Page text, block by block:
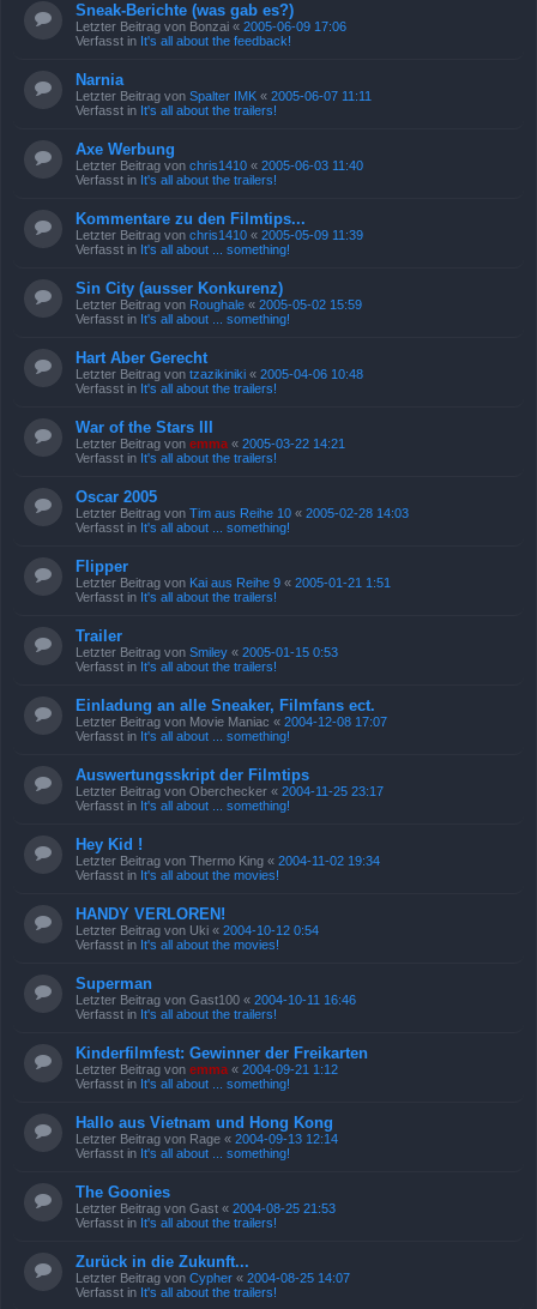
Sneak-Berichte (was gab es?)
Letzter Beitrag von Bonzai « 2005-06-09 17:06
Verfasst in It's all about the feedback!
Narnia
Letzter Beitrag von Spalter IMK « 2005-06-07 11:11
Verfasst in It's all about the trailers!
Axe Werbung
Letzter Beitrag von chris1410 « 2005-06-03 11:40
Verfasst in It's all about the trailers!
Kommentare zu den Filmtips...
Letzter Beitrag von chris1410 « 2005-05-09 11:39
Verfasst in It's all about ... something!
Sin City (ausser Konkurenz)
Letzter Beitrag von Roughale « 2005-05-02 15:59
Verfasst in It's all about ... something!
Hart Aber Gerecht
Letzter Beitrag von tzazikiniki « 2005-04-06 10:48
Verfasst in It's all about the trailers!
War of the Stars III
Letzter Beitrag von emma « 2005-03-22 14:21
Verfasst in It's all about the trailers!
Oscar 2005
Letzter Beitrag von Tim aus Reihe 10 « 2005-02-28 14:03
Verfasst in It's all about ... something!
Flipper
Letzter Beitrag von Kai aus Reihe 9 « 2005-01-21 1:51
Verfasst in It's all about the trailers!
Trailer
Letzter Beitrag von Smiley « 2005-01-15 0:53
Verfasst in It's all about the trailers!
Einladung an alle Sneaker, Filmfans ect.
Letzter Beitrag von Movie Maniac « 2004-12-08 17:07
Verfasst in It's all about ... something!
Auswertungsskript der Filmtips
Letzter Beitrag von Oberchecker « 2004-11-25 23:17
Verfasst in It's all about ... something!
Hey Kid !
Letzter Beitrag von Thermo King « 2004-11-02 19:34
Verfasst in It's all about the movies!
HANDY VERLOREN!
Letzter Beitrag von Uki « 2004-10-12 0:54
Verfasst in It's all about the movies!
Superman
Letzter Beitrag von Gast100 « 2004-10-11 16:46
Verfasst in It's all about the trailers!
Kinderfilmfest: Gewinner der Freikarten
Letzter Beitrag von emma « 2004-09-21 1:12
Verfasst in It's all about ... something!
Hallo aus Vietnam und Hong Kong
Letzter Beitrag von Rage « 2004-09-13 12:14
Verfasst in It's all about ... something!
The Goonies
Letzter Beitrag von Gast « 2004-08-25 21:53
Verfasst in It's all about the trailers!
Zurück in die Zukunft...
Letzter Beitrag von Cypher « 2004-08-25 14:07
Verfasst in It's all about the trailers!